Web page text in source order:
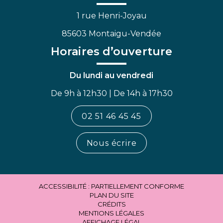
1 rue Henri-Joyau
85603 Montaigu-Vendée
Horaires d’ouverture
Du lundi au vendredi
De 9h à 12h30 | De 14h à 17h30
02 51 46 45 45
Nous écrire
ACCESSIBILITÉ : PARTIELLEMENT CONFORME
PLAN DU SITE
CRÉDITS
MENTIONS LÉGALES